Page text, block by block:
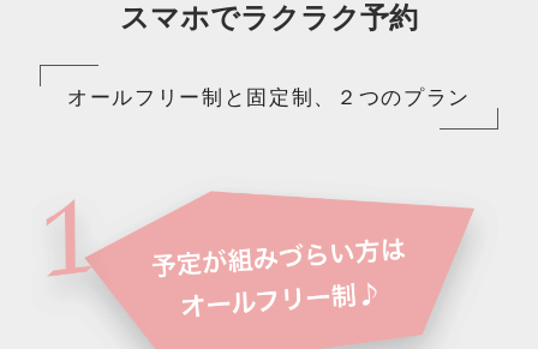
スマホでラクラク予約
オールフリー制と固定制、２つのプラン